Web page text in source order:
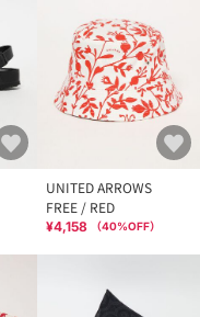
UNITED ARROWS
FREE / RED
¥4,158 （40%OFF）